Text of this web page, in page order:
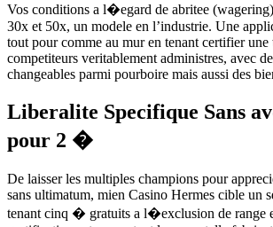
Vos conditions a l�egard de abritee
30x et 50x, un modele en l’industrie. Une
tout pour comme au mur en tenant certifier
competiteurs veritablement administres, avec
changeables parmi pourboire mais aussi des
Liberalite Specifique Sans
pour 2 �
De laisser les multiples champions pour
sans ultimatum, mien Casino Hermes cible un
tenant cinq � gratuits a l�exclusion de range